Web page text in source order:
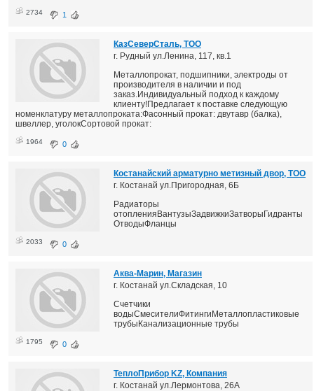
2734 1
КазСеверСталь, ТОО
г. Рудный ул.Ленина, 117, кв.1
Металлопрокат, подшипники, электроды от
производителя в наличии и под
заказ.Индивидуальный подход к каждому
клиенту!Предлагает к поставке следующую
номенклатуру металлопроката:Фасонный прокат: двутавр (балка),
швеллер, уголокСортовой прокат:
1964 0
Костанайский арматурно метизный двор, ТОО
г. Костанай ул.Пригородная, 6Б
Радиаторы
отопленияВантузыЗадвижкиЗатворыГидранты
ОтводыФланцы
2033 0
Аква-Марин, Магазин
г. Костанай ул.Складская, 10
Счетчики
водыСмесителиФитингиМеталлопластиковые
трубыКанализационные трубы
1795 0
ТеплоПрибор KZ, Компания
г. Костанай ул.Лермонтова, 26А